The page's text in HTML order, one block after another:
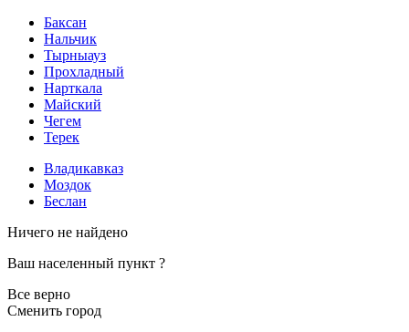
Баксан
Нальчик
Тырныауз
Прохладный
Нарткала
Майский
Чегем
Терек
Владикавказ
Моздок
Беслан
Ничего не найдено
Ваш населенный пункт ?
Все верно
Сменить город